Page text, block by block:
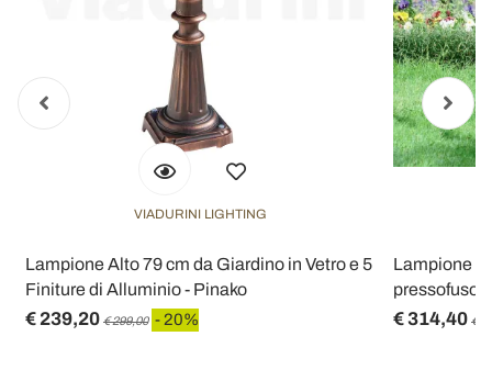
VIADURINI LIGHTING
Lampione Alto 79 cm da Giardino in Vetro e 5
Finiture di Alluminio - Pinako
€ 239,20 € 299,00 - 20%
Lampione
pressofuso
€ 314,40 €